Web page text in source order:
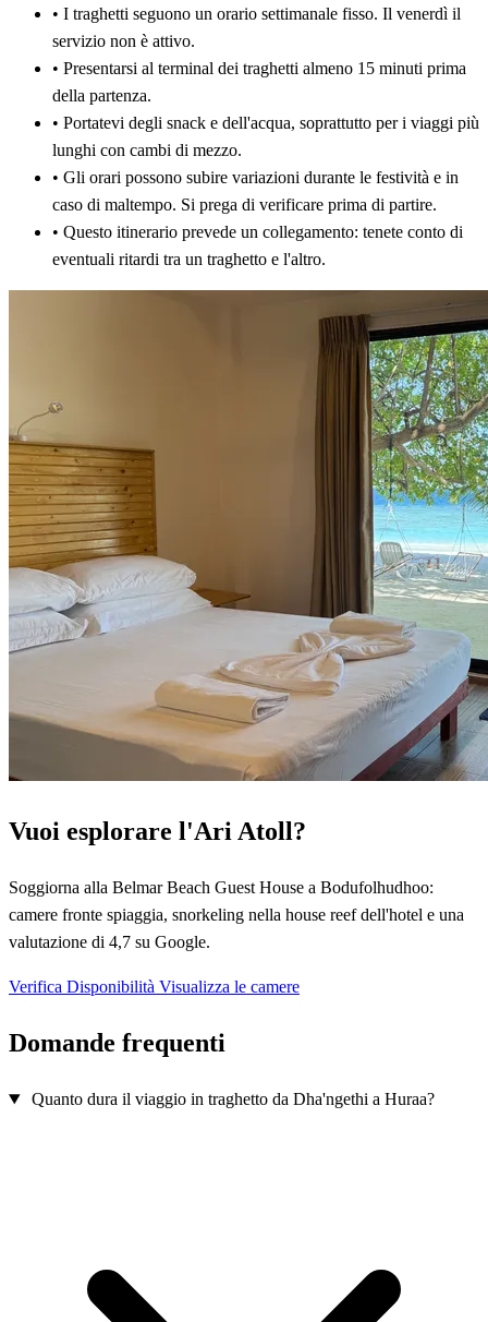
• I traghetti seguono un orario settimanale fisso. Il venerdì il
servizio non è attivo.
• Presentarsi al terminal dei traghetti almeno 15 minuti prima
della partenza.
• Portatevi degli snack e dell'acqua, soprattutto per i viaggi più
lunghi con cambi di mezzo.
• Gli orari possono subire variazioni durante le festività e in
caso di maltempo. Si prega di verificare prima di partire.
• Questo itinerario prevede un collegamento: tenete conto di
eventuali ritardi tra un traghetto e l'altro.
Vuoi esplorare l'Ari Atoll?
Soggiorna alla Belmar Beach Guest House a Bodufolhudhoo:
camere fronte spiaggia, snorkeling nella house reef dell'hotel e una
valutazione di 4,7 su Google.
Verifica Disponibilità Visualizza le camere
Domande frequenti
Quanto dura il viaggio in traghetto da Dha'ngethi a Huraa?